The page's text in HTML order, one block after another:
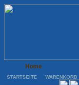
Home
STARTSEITE WARENKORB